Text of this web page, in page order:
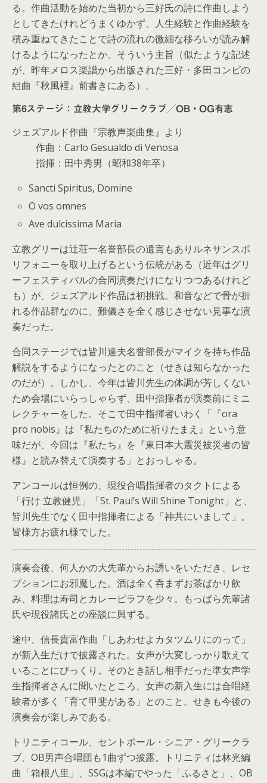
る。作曲活動を始めた当初から三好氏の詩に作曲しよう
としてきたけれどうまくゆかず、人生経験と作曲経験を
積み重ねてきたことで詩の流れの微細な移ろいが読み解
けるようになったとか、そういう主旨（似たような記述
が、昨年メロス楽譜から出版された三好・多田コンビの
組曲『秋風裡』前書きにある）。
第6ステージ：立教大学グリークラブ／OB・OG有志
ジェズアルド作曲『宗教声楽曲集』より
作曲：Carlo Gesualdo di Venosa
指揮：田中秀男（昭和38年卒）
Sancti Spiritus, Domine
O vos omnes
Ave dulcissima Maria
立教グリーは辻荘一名誉部長の遺言もありルネサンスポ
リフォニーを取り上げるという伝統がある（近年はグリ
ーフェスティバルの合同演奏だけになりつつあるけれど
も）が、ジェズアルド作品は初挑戦。和音などで骨が折
れる作品群なのに、難儀さを全く感じさせない見事な演
奏だった。
合同ステージでは皆川達夫名誉部長がマイクを持ち作品
解説をするようになったとのこと（せきは知らなかった
のだが）。しかし、今年は皆川先生の体調が芳しくない
ため会場にいらっしゃらず、田中指揮者が演奏前にミニ
レクチャーをした。そこで田中指揮者いわく「『ora
pro nobis』は『私たちのために祈りたまえ』という意
味だが、今回は『私たち』を『東日本大震災被災者の皆
様』と読み替えて演奏する」とおっしゃる。
アンコールは恒例の、現役合唱指揮者のタクトによる
「行け 立教健児」「St. Paul’s Will Shine Tonight」と、
皆川先生でなく田中指揮者による「神共にいまして」。
皆様方お疲れ様でした。
演奏会後、何人かの大先輩からお誘いをいただき、レセ
プションにお邪魔した。酒は全く呑まずお茶ばかり飲
み、料理は寿司とカレーピラフを少々。もっぱら先輩諸
氏や現役諸氏との座談に興ずる。
途中、信長貴富作曲「しあわせよカタツムリにのって」
が新入生だけで披露された。女声が大変しっかり歌えて
いることにびっくり。そのとき話し相手だった準女声学
生指揮者さんに聞いたところ、女声の新入生には合唱経
験者が多く「育て甲斐がある」とのこと。せきも今後の
演奏会が楽しみである。
トリニティコール、セントポール・シニア・グリークラ
ブ、OB男声合唱団も1曲ずつ披露。トリニティは林光編
曲「箱根八里」、SSGは本編でやった「ふるさと」、OB